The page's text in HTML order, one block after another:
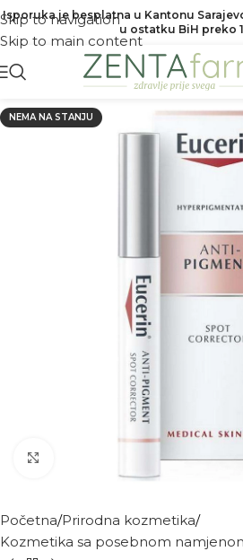
Skip to navigation
Skip to main content
Isporuka je besplatna u Kantonu
u ostatku BiH preko
NEMA NA STANJU
Kliknite za povećanje
Početna Prirodna kozmetika
Kozmetika sa posebnom